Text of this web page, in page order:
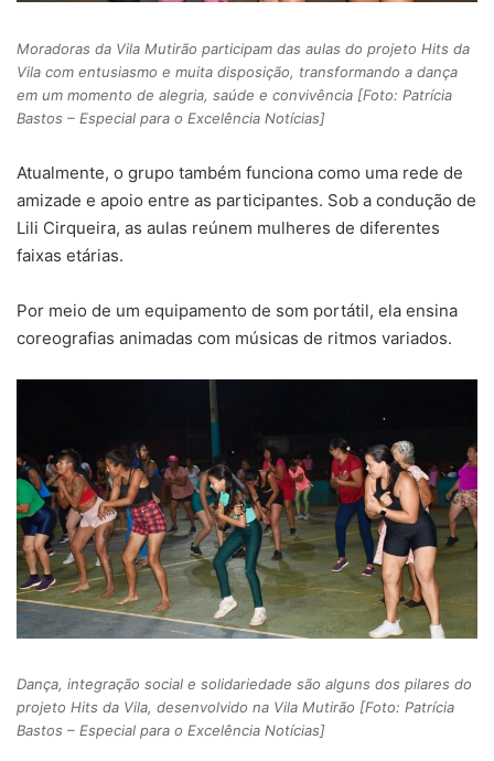
Moradoras da Vila Mutirão participam das aulas do projeto Hits da
Vila com entusiasmo e muita disposição, transformando a dança
em um momento de alegria, saúde e convivência [Foto: Patrícia
Bastos – Especial para o Excelência Notícias]
Atualmente, o grupo também funciona como uma rede de
amizade e apoio entre as participantes. Sob a condução de
Lili Cirqueira, as aulas reúnem mulheres de diferentes
faixas etárias.
Por meio de um equipamento de som portátil, ela ensina
coreografias animadas com músicas de ritmos variados.
Dança, integração social e solidariedade são alguns dos pilares do
projeto Hits da Vila, desenvolvido na Vila Mutirão [Foto: Patrícia
Bastos – Especial para o Excelência Notícias]